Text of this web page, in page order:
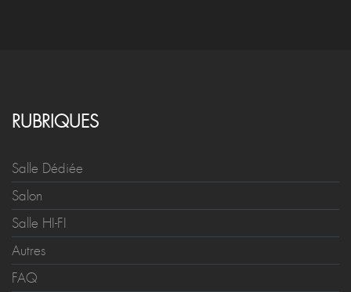
RUBRIQUES
Salle Dédiée
Salon
Salle HI-FI
Autres
FAQ